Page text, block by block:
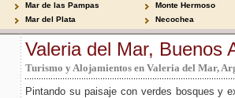
Mar de las Pampas
Mar del Plata
Monte Hermoso
Necochea
Valeria del Mar, Buenos
Turismo y Alojamientos en Valeria del Mar,
Pintando su paisaje con verdes bosques y